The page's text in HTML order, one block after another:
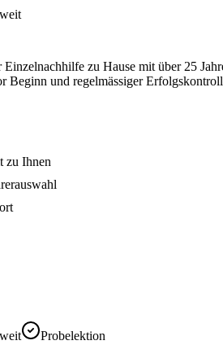
zu Hause mit über 25
Beginn und regelmässiger
zu Ihnen
Probelektion